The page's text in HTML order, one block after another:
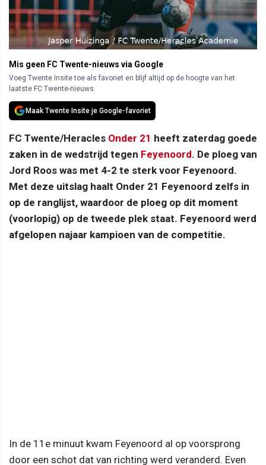
Mis geen FC Twente-nieuws via Google
Voeg Twente Insite toe als favoriet en blijf altijd op de hoogte van het
laatste FC Twente-nieuws.
Maak Twente Insite je Google-favoriet
FC Twente/Heracles Onder 21 heeft zaterdag goede
zaken in de wedstrijd tegen Feyenoord. De ploeg van
Jord Roos was met 4-2 te sterk voor Feyenoord.
Met deze uitslag haalt Onder 21 Feyenoord zelfs in
op de ranglijst, waardoor de ploeg op dit moment
(voorlopig) op de tweede plek staat. Feyenoord werd
afgelopen najaar kampioen van de competitie.
In de 11e minuut kwam Feyenoord al op voorsprong
door een schot dat van richting werd veranderd. Even